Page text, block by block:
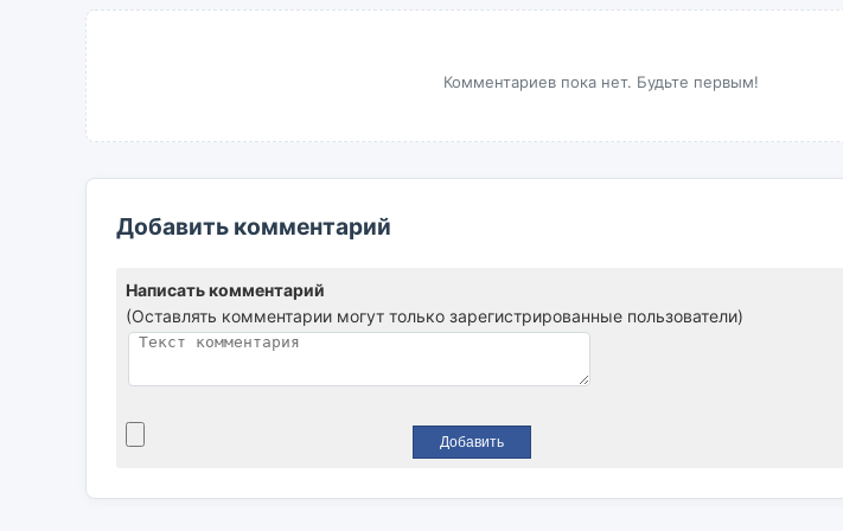
Комментариев пока нет. Будьте первым!
Добавить комментарий
Написать комментарий
(Оставлять комментарии могут только зарегистрированные пользователи)